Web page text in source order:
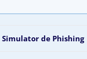
Simulator de Phishing